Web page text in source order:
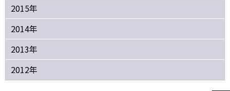
2015年
2014年
2013年
2012年